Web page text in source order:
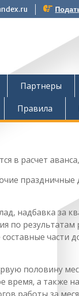
Партнеры
Правила
в расчет
праздничные
надбавка за
по результатам
части
половину
время, а также